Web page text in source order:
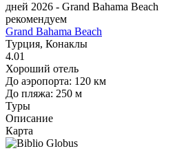
рекомендуем
Grand Bahama Beach
Турция, Конаклы
4.01
Хороший отель
До аэропорта: 120 км
До пляжа: 250 м
Туры
Описание
Карта